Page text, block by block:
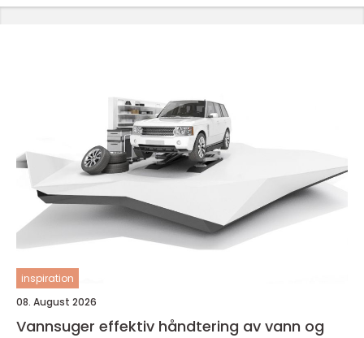
inspiration
08. August 2026
Vannsuger effektiv håndtering av vann og